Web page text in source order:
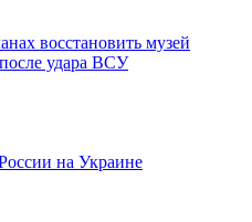
на Украине